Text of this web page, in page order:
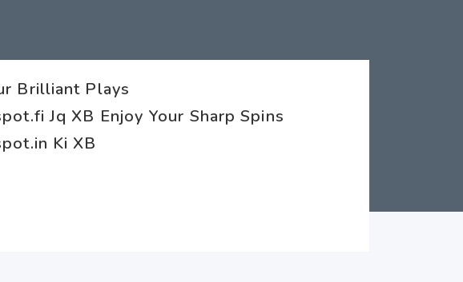
Brilliant Plays
Jq XB Enjoy Your Sharp Spins
Ki XB